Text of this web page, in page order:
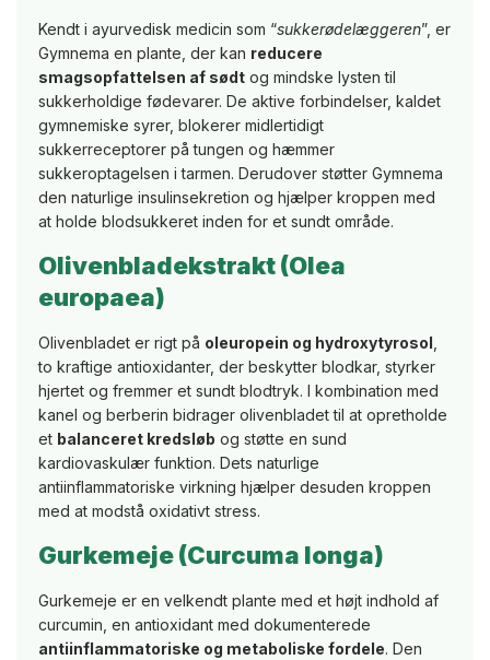
Kendt i ayurvedisk medicin som “sukkerødelæggeren”, er
Gymnema en plante, der kan reducere
smagsopfattelsen af sødt og mindske lysten til
sukkerholdige fødevarer. De aktive forbindelser, kaldet
gymnemiske syrer, blokerer midlertidigt
sukkerreceptorer på tungen og hæmmer
sukkeroptagelsen i tarmen. Derudover støtter Gymnema
den naturlige insulinsekretion og hjælper kroppen med
at holde blodsukkeret inden for et sundt område.
Olivenbladekstrakt (Olea
europaea)
Olivenbladet er rigt på oleuropein og hydroxytyrosol
to kraftige antioxidanter, der beskytter blodkar, styrker
hjertet og fremmer et sundt blodtryk. I kombination med
kanel og berberin bidrager olivenbladet til at opretholde
et balanceret kredsløb og støtte en sund
kardiovaskulær funktion. Dets naturlige
antiinflammatoriske virkning hjælper desuden kroppen
med at modstå oxidativt stress.
Gurkemeje (Curcuma longa)
Gurkemeje er en velkendt plante med et højt indhold af
curcumin, en antioxidant med dokumenterede
antiinflammatoriske og metaboliske fordele. Den